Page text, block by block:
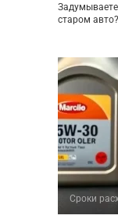
старом
Сроки